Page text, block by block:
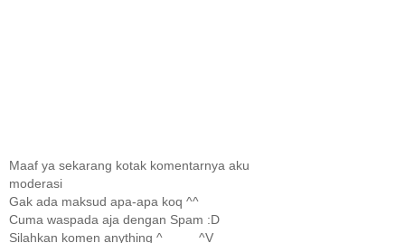
Maaf ya sekarang kotak komentarnya aku
moderasi
Gak ada maksud apa-apa koq ^^
Cuma waspada aja dengan Spam :D
Silahkan komen anything ^_____^V